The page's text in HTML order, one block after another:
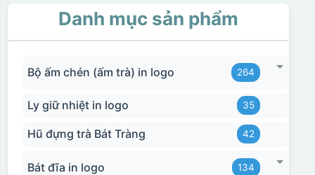
Danh mục sản phẩm
Bộ ấm chén (ấm trà) in logo 264
Ly giữ nhiệt in logo 35
Hũ đựng trà Bát Tràng 42
Bát đĩa in logo 134